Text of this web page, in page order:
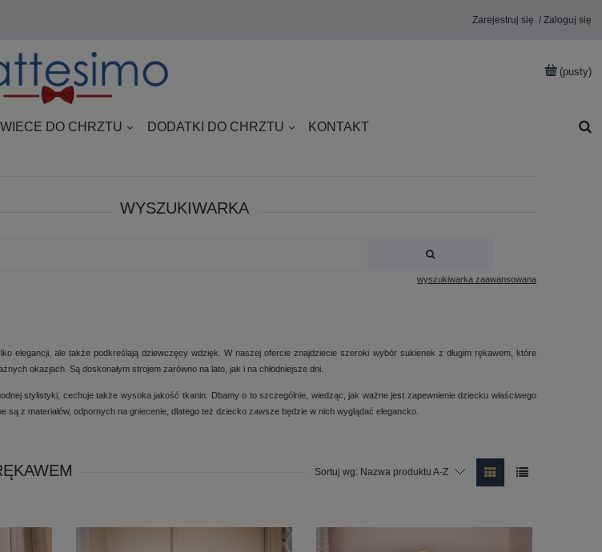
Zarejestruj się Zaloguj się
(pusty)
DO CHRZTU DODATKI DO CHRZTU KONTAKT
WYSZUKIWARKA
wyszukiwarka zaawansowana
elegancji, ale także podkreślają dziewczęcy wdzięk. W naszej ofercie znajdziecie szeroki wybór sukienek z długim rękawem, które
okazjach. Są doskonałym strojem zarówno na lato, jak i na chłodniejsze dni.
stylistyki, cechuje także wysoka jakość tkanin. Dbamy o to szczególnie, wiedząc, jak ważne jest zapewnienie dziecku właściwego
są z materiałów, odpornych na gniecenie, dlatego też dziecko zawsze będzie w nich wyglądać elegancko.
Sortuj wg: Nazwa produktu A-Z